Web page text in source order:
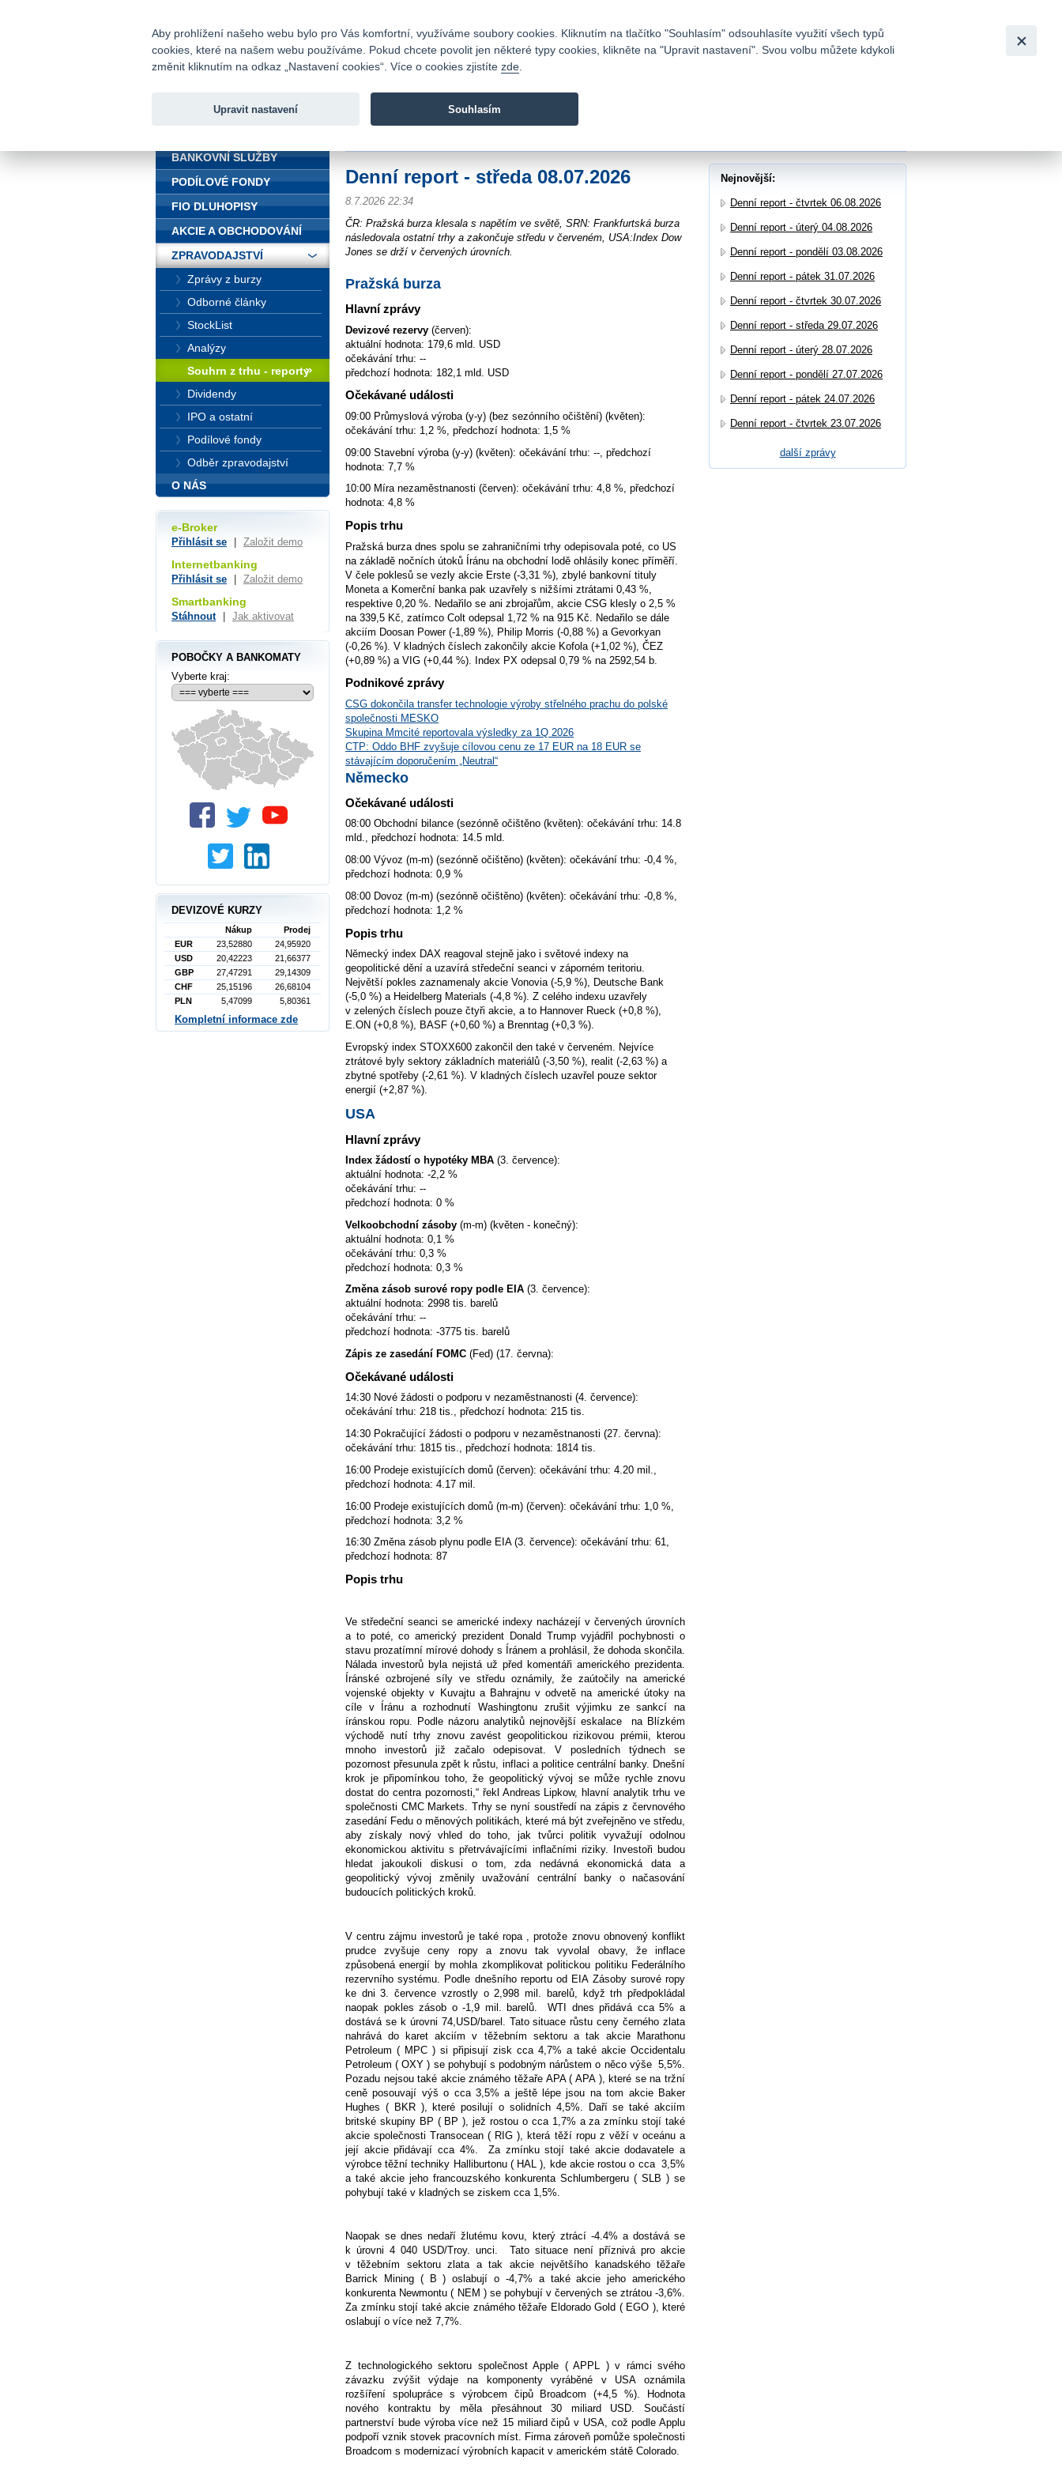
Fio banka
Fio banka je moderní česká banka. Poskytuje účty bez poplatků a
Denní report - středa 08.07.2026
8.7.2026 22:34
ČR: Pražská burza klesala s napětím ve světě, SRN: Frankfurtská burza
následovala ostatní trhy a zakončuje středu v červeném, USA:Index Dow
Jones se drží v červených úrovních.
Pražská burza
Hlavní zprávy
Devizové rezervy (červen):
aktuální hodnota: 179,6 mld. USD
očekávání trhu: --
předchozí hodnota: 182,1 mld. USD
Očekávané události
09:00 Průmyslová výroba (y-y) (bez sezónního očištění) (květen):
očekávání trhu: 1,2 %, předchozí hodnota: 1,5 %
09:00 Stavební výroba (y-y) (květen): očekávání trhu: --, předchozí
hodnota: 7,7 %
10:00 Míra nezaměstnanosti (červen): očekávání trhu: 4,8 %, předchozí
hodnota: 4,8 %
Popis trhu
Pražská burza dnes spolu se zahraničními trhy odepisovala poté, co US
na základě nočních útoků Íránu na obchodní lodě ohlásily konec příměří.
V čele poklesů se vezly akcie Erste (-3,31 %), zbylé bankovní tituly
Moneta a Komerční banka pak uzavřely s nižšími ztrátami 0,43 %,
respektive 0,20 %. Nedařilo se ani zbrojařům, akcie CSG klesly o 2,5 %
na 339,5 Kč, zatímco Colt odepsal 1,72 % na 915 Kč. Nedařilo se dále
akciím Doosan Power (-1,89 %), Philip Morris (-0,88 %) a Gevorkyan
(-0,26 %). V kladných číslech zakončily akcie Kofola (+1,02 %), ČEZ
(+0,89 %) a VIG (+0,44 %). Index PX odepsal 0,79 % na 2592,54 b.
Podnikové zprávy
CSG dokončila transfer technologie výroby střelného prachu do polské
společnosti MESKO
Skupina Mmcité reportovala výsledky za 1Q 2026
CTP: Oddo BHF zvyšuje cílovou cenu ze 17 EUR na 18 EUR se
stávajícím doporučením „Neutral“
Německo
Očekávané události
08:00 Obchodní bilance (sezónně očištěno (květen): očekávání trhu: 14.8
mld., předchozí hodnota: 14.5 mld.
08:00 Vývoz (m-m) (sezónně očištěno) (květen): očekávání trhu: -0,4 %,
předchozí hodnota: 0,9 %
08:00 Dovoz (m-m) (sezónně očištěno) (květen): očekávání trhu: -0,8 %,
předchozí hodnota: 1,2 %
Popis trhu
Německý index DAX reagoval stejně jako i světové indexy na
geopolitické dění a uzavírá středeční seanci v záporném teritoriu.
Největší pokles zaznamenaly akcie Vonovia (-5,9 %), Deutsche Bank
(-5,0 %) a Heidelberg Materials (-4,8 %). Z celého indexu uzavřely
v zelených číslech pouze čtyři akcie, a to Hannover Rueck (+0,8 %),
E.ON (+0,8 %), BASF (+0,60 %) a Brenntag (+0,3 %).
Evropský index STOXX600 zakončil den také v červeném. Nejvíce
ztrátové byly sektory základních materiálů (-3,50 %), realit (-2,63 %) a
zbytné spotřeby (-2,61 %). V kladných číslech uzavřel pouze sektor
energií (+2,87 %).
USA
Hlavní zprávy
Index žádostí o hypotéky MBA (3. července):
aktuální hodnota: -2,2 %
očekávání trhu: --
předchozí hodnota: 0 %
Velkoobchodní zásoby (m-m) (květen - konečný):
aktuální hodnota: 0,1 %
očekávání trhu: 0,3 %
předchozí hodnota: 0,3 %
Změna zásob surové ropy podle EIA (3. července):
aktuální hodnota: 2998 tis. barelů
očekávání trhu: --
předchozí hodnota: -3775 tis. barelů
Zápis ze zasedání FOMC (Fed) (17. června):
Očekávané události
14:30 Nové žádosti o podporu v nezaměstnanosti (4. července):
očekávání trhu: 218 tis., předchozí hodnota: 215 tis.
14:30 Pokračující žádosti o podporu v nezaměstnanosti (27. června):
očekávání trhu: 1815 tis., předchozí hodnota: 1814 tis.
16:00 Prodeje existujících domů (červen): očekávání trhu: 4.20 mil.,
předchozí hodnota: 4.17 mil.
16:00 Prodeje existujících domů (m-m) (červen): očekávání trhu: 1,0 %,
předchozí hodnota: 3,2 %
16:30 Změna zásob plynu podle EIA (3. července): očekávání trhu: 61,
předchozí hodnota: 87
Popis trhu
Ve středeční seanci se americké indexy nacházejí v červených úrovních
a to poté, co americký prezident Donald Trump vyjádřil pochybnosti o
stavu prozatímní mírové dohody s Íránem a prohlásil, že dohoda skončila.
Nálada investorů byla nejistá už před komentáři amerického prezidenta.
Íránské ozbrojené síly ve středu oznámily, že zaútočily na americké
vojenské objekty v Kuvajtu a Bahrajnu v odvetě na americké útoky na
cíle v Íránu a rozhodnutí Washingtonu zrušit výjimku ze sankcí na
íránskou ropu. Podle názoru analytiků nejnovější eskalace
na Blízkém
východě nutí trhy znovu zavést geopolitickou rizikovou prémii, kterou
mnoho investorů již začalo odepisovat. V posledních týdnech se
pozornost přesunula zpět k růstu, inflaci a politice centrální banky. Dnešní
krok je připomínkou toho, že geopolitický vývoj se může rychle znovu
dostat do centra pozornosti,“ řekl Andreas Lipkow, hlavní analytik trhu ve
společnosti CMC Markets. Trhy se nyní soustředí na zápis z červnového
zasedání Fedu o měnových politikách, které má být zveřejněno ve středu,
aby získaly nový vhled do toho, jak tvůrci politik vyvažují odolnou
ekonomickou aktivitu s přetrvávajícími inflačními riziky. Investoři budou
hledat jakoukoli diskusi o tom, zda nedávná ekonomická data a
geopolitický vývoj změnily uvažování centrální banky o načasování
budoucích politických kroků.
V centru zájmu investorů je také ropa , protože znovu obnovený konflikt
prudce zvyšuje ceny ropy a znovu tak vyvolal obavy, že inflace
způsobená energií by mohla zkomplikovat politickou politiku Federálního
rezervního systému. Podle dnešního reportu od EIA Zásoby surové ropy
ke dni 3. července vzrostly o 2,998 mil. barelů, když trh předpokládal
naopak pokles zásob o -1,9 mil. barelů.
WTI dnes přidává cca 5% a
dostává se k úrovni 74,USD/barel. Tato situace růstu ceny černého zlata
nahrává do karet akciím v těžebním sektoru a tak akcie Marathonu
Petroleum ( MPC ) si připisují zisk cca 4,7% a také akcie Occidentalu
Petroleum ( OXY ) se pohybují s podobným nárůstem o něco výše 5,5%.
Pozadu nejsou také akcie známého těžaře APA ( APA ), které se na tržní
ceně posouvají výš o cca 3,5% a ještě lépe jsou na tom akcie Baker
Hughes ( BKR ), které posilují o solidních 4,5%. Daří se také akciím
britské skupiny BP ( BP ), jež rostou o cca 1,7% a za zmínku stojí také
akcie společnosti Transocean ( RIG ), která těží ropu z věží v oceánu a
její akcie přidávají cca 4%.
Za zmínku stojí také akcie dodavatele a
výrobce těžní techniky Halliburtonu ( HAL ), kde akcie rostou o cca 3,5%
a také akcie jeho francouzského konkurenta Schlumbergeru ( SLB ) se
pohybují také v kladných se ziskem cca 1,5%.
Naopak se dnes nedaří žlutému kovu, který ztrácí -4.4% a dostává se
k úrovni 4 040 USD/Troy. unci.
Tato situace není příznivá pro akcie
v těžebním sektoru zlata a tak akcie největšího kanadského těžaře
Barrick Mining ( B ) oslabují o -4,7% a také akcie jeho amerického
konkurenta Newmontu ( NEM ) se pohybují v červených se ztrátou -3,6%.
Za zmínku stojí také akcie známého těžaře Eldorado Gold ( EGO ), které
oslabují o více než 7,7%.
Z technologického sektoru společnost Apple ( APPL ) v rámci svého
závazku zvýšit výdaje na komponenty vyráběné v USA oznámila
rozšíření spolupráce s výrobcem čipů Broadcom (+4,5 %). Hodnota
nového kontraktu by měla přesáhnout 30 miliard USD. Součástí
partnerství bude výroba více než 15 miliard čipů v USA, což podle Applu
podpoří vznik stovek pracovních míst. Firma zároveň pomůže společnosti
Broadcom s modernizací výrobních kapacit v americkém státě Colorado.
Nejnovější:
Denní report - čtvrtek 06.08.2026
Denní report - úterý 04.08.2026
Denní report - pondělí 03.08.2026
Denní report - pátek 31.07.2026
Denní report - čtvrtek 30.07.2026
Denní report - středa 29.07.2026
Denní report - úterý 28.07.2026
Denní report - pondělí 27.07.2026
Denní report - pátek 24.07.2026
Denní report - čtvrtek 23.07.2026
další zprávy
BANKOVNÍ SLUŽBY
PODÍLOVÉ FONDY
FIO DLUHOPISY
AKCIE A OBCHODOVÁNÍ
ZPRAVODAJSTVÍ
Zprávy z burzy
Odborné články
StockList
Analýzy
Souhrn z trhu - reporty
Dividendy
IPO a ostatní
Podílové fondy
Odběr zpravodajství
O NÁS
e-Broker
Přihlásit se Založit demo
Internetbanking
Přihlásit se Založit demo
Smartbanking
Stáhnout Jak aktivovat
POBOČKY A BANKOMATY
Vyberte kraj:
DEVIZOVÉ KURZY
Nákup
Prodej
EUR
23,52880
24,95920
USD
20,42223
21,66377
GBP
27,47291
29,14309
CHF
25,15196
26,68104
PLN
5,47099 5,80361
Kompletní informace zde
Aby prohlížení našeho webu bylo pro Vás komfortní, využíváme soubory cookies. Kliknutím na tlačítko "Souhlasím" odsouhlasíte využití všech typů
cookies, které na našem webu používáme. Pokud chcete povolit jen některé typy cookies, klikněte na "Upravit nastavení". Svou volbu můžete kdykoli
změnit kliknutím na odkaz „Nastavení cookies“. Více o cookies zjistíte zde
Upravit nastavení Souhlasím